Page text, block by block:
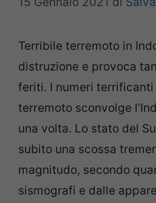
Terribile terremoto in
distruzione e provoca
feriti. I numeri terrificanti
terremoto sconvolge
una volta. Lo stato del
subito una scossa
magnitudo, secondo
sismografi e dalle